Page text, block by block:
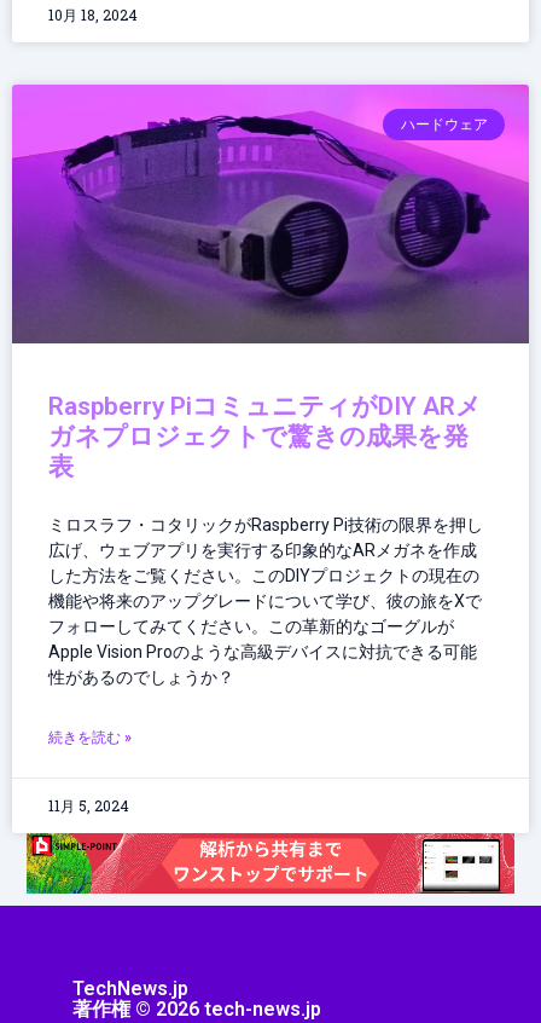
10月 18, 2024
ハードウェア
Raspberry PiコミュニティがDIY ARメ
ガネプロジェクトで驚きの成果を発
表
ミロスラフ・コタリックがRaspberry Pi技術の限界を押し
広げ、ウェブアプリを実行する印象的なARメガネを作成
した方法をご覧ください。このDIYプロジェクトの現在の
機能や将来のアップグレードについて学び、彼の旅をXで
フォローしてみてください。この革新的なゴーグルが
Apple Vision Proのような高級デバイスに対抗できる可能
性があるのでしょうか？
続きを読む »
11月 5, 2024
TechNews.jp
著作権 © 2026 tech-news.jp